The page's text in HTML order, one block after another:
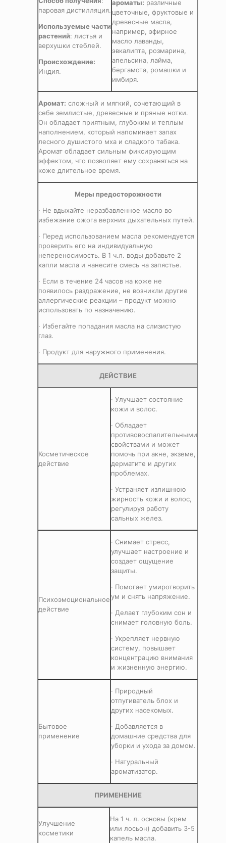
паровая дистилляция.
Используемые части
растений: листья и
верхушки стеблей.
Происхождение:
Индия.
ароматы: различные
цветочные, фруктовые и
древесные масла,
например, эфирное
масло лаванды,
эвкалипта, розмарина,
апельсина, лайма,
бергамота, ромашки и
имбиря.
Аромат: сложный и мягкий, сочетающий в
себе землистые, древесные и пряные нотки.
Он обладает приятным, глубоким и теплым
наполнением, который напоминает запах
лесного душистого мха и сладкого табака.
Аромат обладает сильным фиксирующим
эффектом, что позволяет ему сохраняться на
коже длительное время.
Меры предосторожности
· Не вдыхайте неразбавленное масло во
избежание ожога верхних дыхательных путей.
· Перед использованием масла рекомендуется
проверить его на индивидуальную
непереносимость. В 1 ч.л. воды добавьте 2
капли масла и нанесите смесь на запястье.
· Если в течение 24 часов на коже не
появилось раздражение, не возникли другие
аллергические реакции – продукт можно
использовать по назначению.
· Избегайте попадания масла на слизистую
глаз.
· Продукт для наружного применения.
ДЕЙСТВИЕ
Косметическое
действие
· Улучшает состояние
кожи и волос.
· Обладает
противовоспалительными
свойствами и может
помочь при акне, экземе,
дерматите и других
проблемах.
· Устраняет излишнюю
жирность кожи и волос,
регулируя работу
сальных желез.
Психоэмоциональное
действие
· Снимает стресс,
улучшает настроение и
создает ощущение
защиты.
· Помогает умиротворить
ум и снять напряжение.
· Делает глубоким сон и
снимает головную боль.
· Укрепляет нервную
систему, повышает
концентрацию внимания
и жизненную энергию.
Бытовое
применение
· Природный
отпугиватель блох и
других насекомых.
· Добавляется в
домашние средства для
уборки и ухода за домом.
· Натуральный
ароматизатор.
ПРИМЕНЕНИЕ
Улучшение
косметики
На 1 ч. л. основы (крем
или лосьон) добавить 3-5
капель масла.